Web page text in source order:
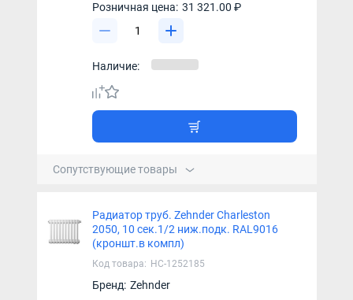
Розничная цена: 31 321.00 ₽
Наличие:
Сопутствующие товары
Радиатор труб. Zehnder Charleston
2050, 10 сек.1/2 ниж.подк. RAL9016
(кроншт.в компл)
Код товара: НС-1252185
Бренд: Zehnder